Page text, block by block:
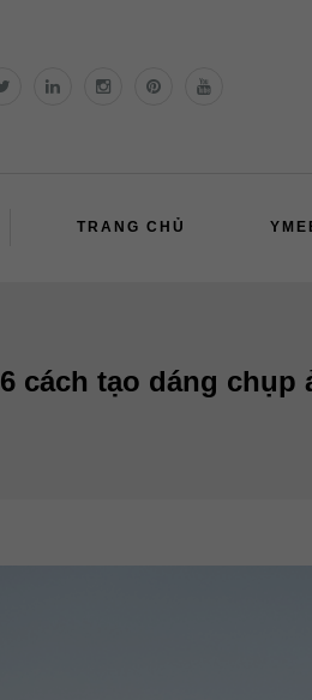
TRANG CHỦ
6 cách tạo dáng